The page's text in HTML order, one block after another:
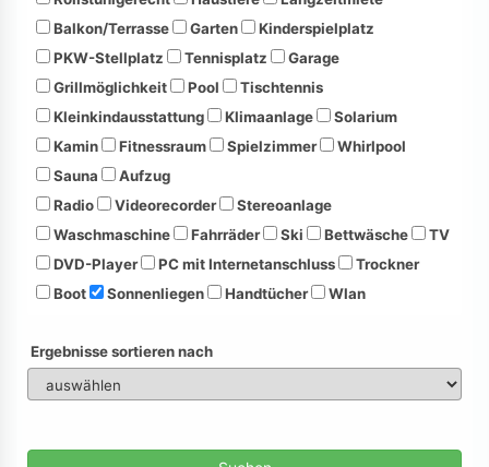
Balkon/Terrasse
Garten
Kinderspielplatz
PKW-Stellplatz
Tennisplatz
Garage
Grillmöglichkeit
Pool
Tischtennis
Kleinkindausstattung
Klimaanlage
Solarium
Kamin
Fitnessraum Spielzimmer
Whirlpool
Sauna
Aufzug
Radio
Videorecorder
Stereoanlage
Waschmaschine
Fahrräder Ski Bettwäsche
TV
DVD-Player
PC mit Internetanschluss
Trockner
Boot
Sonnenliegen Handtücher Wlan
Ergebnisse sortieren nach